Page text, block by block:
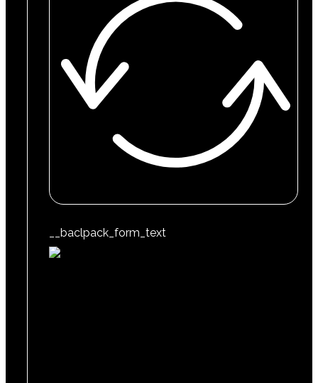
__baclpack_form_text